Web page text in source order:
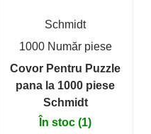
Schmidt
1000 Număr piese
Covor Pentru Puzzle
pana la 1000 piese
Schmidt
În stoc (1)